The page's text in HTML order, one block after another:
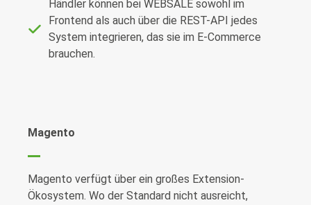
Händler können bei WEBSALE sowohl im
Frontend als auch über die REST-API jedes
System integrieren, das sie im E-Commerce
brauchen.
Magento
Magento verfügt über ein großes Extension-
Ökosystem. Wo der Standard nicht ausreicht,